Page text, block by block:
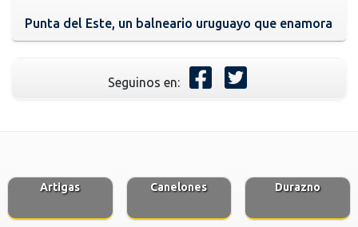
Punta del Este, un balneario uruguayo que enamora
Seguinos en:
Artigas Canelones Durazno